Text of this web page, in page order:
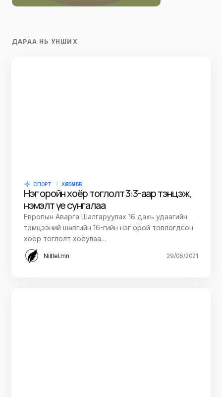
ДАРАА НЬ УНШИХ
СПОРТ ХӨЛБӨМБӨГ
Нэг оройн хоёр тоглолт 3:3-аар тэнцэж,
нэмэлт үе сунгалаа
Европын Аварга Шалгаруулах 16 дахь удаагийн
тэмцээний шөвгийн 16-гийн нэг орой товлогдсон
хоёр тоглолт хоёулаа…
Niitlel.mn 29/06/2021